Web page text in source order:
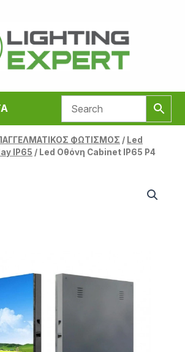
ΦΩΤΙΣΜΟΣ / Led
IP65 / Led Οθόνη Cabinet IP65 P4